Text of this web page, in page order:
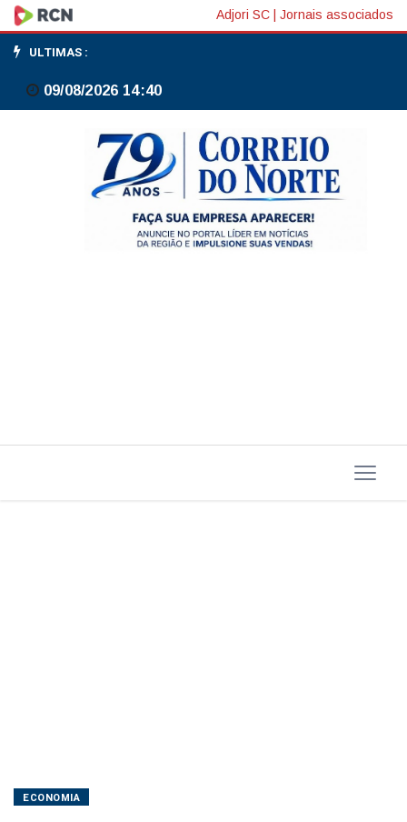
Trump
pede
que
pessoas
'comprem
Adjori SC Jornais associados
ULTIMAS :
09/08/2026 14:40
ECONOMIA